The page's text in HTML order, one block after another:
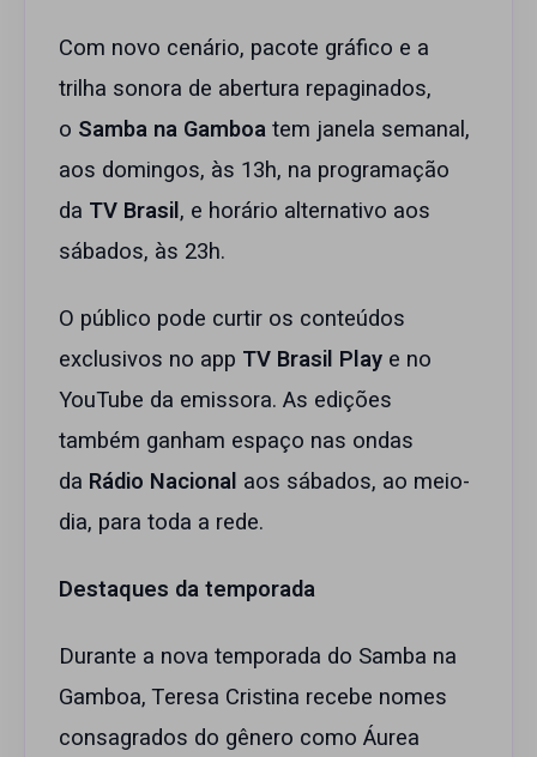
Com novo cenário, pacote gráfico e a
trilha sonora de abertura repaginados,
o Samba na Gamboatem janela semanal,
aos domingos, às 13h, na programação
da TV Brasil, e horário alternativo aos
sábados, às 23h.
O público pode curtir os conteúdos
exclusivos no app TV Brasil Play e no
YouTube da emissora. As edições
também ganham espaço nas ondas
da Rádio Nacional aos sábados, ao meio-
dia, para toda a rede.
Destaques da temporada
Durante a nova temporada do Samba na
Gamboa, Teresa Cristina recebe nomes
consagrados do gênero como Áurea